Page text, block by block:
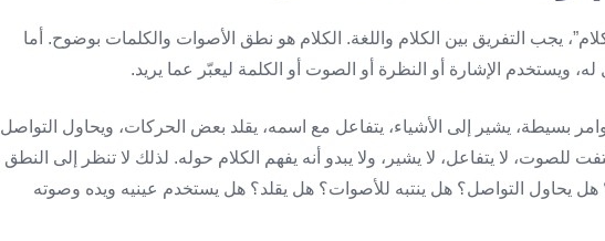
يجب التفريق بين الكلام واللغة. الكلام هو نطق الأصوات والكلمات بوضوح. أما
ويستخدم الإشارة أو النظرة أو الصوت أو الكلمة ليعبّر عما يريد.
بسيطة، يشير إلى الأشياء، يتفاعل مع اسمه، يقلد بعض الحركات، ويحاول التواصل
لا يتفاعل، لا يشير، ولا يبدو أنه يفهم الكلام حوله. لذلك لا تنظر إلى النطق
يحاول التواصل؟ هل ينتبه للأصوات؟ هل يقلد؟ هل يستخدم عينيه ويده وصوته